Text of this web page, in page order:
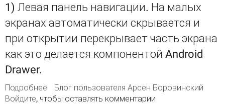
1) Левая панель навигации. На малых
экранах автоматически скрывается и
при открытии перекрывает часть экрана
как это делается компонентой Android
Drawer.
Подробнее о Создана новая тема "ELiS App"
Блог пользователя Арсен Боровинский
Войдите, чтобы оставлять комментарии